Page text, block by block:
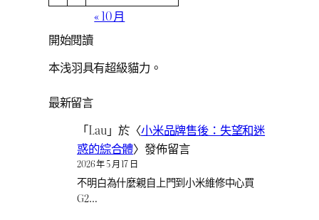
« 10 月
開始閱讀
本浅羽具有超級貓力。
最新留言
「Lau」於〈小米品牌售後：失望和迷
惑的綜合體〉發佈留言
2026 年 5 月 17 日
不明白為什麼親自上門到小米維修中心買
G2…